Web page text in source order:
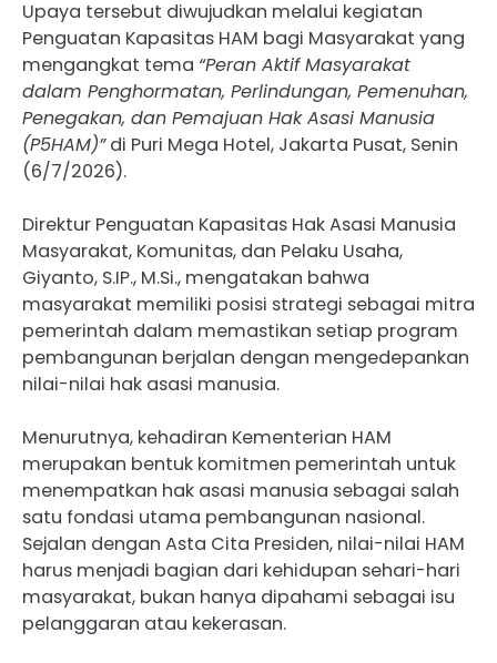
Upaya tersebut diwujudkan melalui kegiatan
Penguatan Kapasitas HAM bagi Masyarakat yang
mengangkat tema “Peran Aktif Masyarakat
dalam Penghormatan, Perlindungan, Pemenuhan,
Penegakan, dan Pemajuan Hak Asasi Manusia
(P5HAM)”di Puri Mega Hotel, Jakarta Pusat, Senin
(6/7/2026).
Direktur Penguatan Kapasitas Hak Asasi Manusia
Masyarakat, Komunitas, dan Pelaku Usaha,
Giyanto, S.IP., M.Si., mengatakan bahwa
masyarakat memiliki posisi strategi sebagai mitra
pemerintah dalam memastikan setiap program
pembangunan berjalan dengan mengedepankan
nilai-nilai hak asasi manusia.
Menurutnya, kehadiran Kementerian HAM
merupakan bentuk komitmen pemerintah untuk
menempatkan hak asasi manusia sebagai salah
satu fondasi utama pembangunan nasional.
Sejalan dengan Asta Cita Presiden, nilai-nilai HAM
harus menjadi bagian dari kehidupan sehari-hari
masyarakat, bukan hanya dipahami sebagai isu
pelanggaran atau kekerasan.